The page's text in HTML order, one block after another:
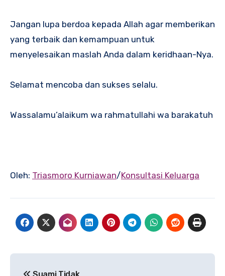
Jangan lupa berdoa kepada Allah agar memberikan
yang terbaik dan kemampuan untuk
menyelesaikan maslah Anda dalam keridhaan-Nya.
Selamat mencoba dan sukses selalu.
Wassalamu’alaikum wa rahmatullahi wa barakatuh
Oleh: Triasmoro Kurniawan/Konsultasi Keluarga
Suami Tidak